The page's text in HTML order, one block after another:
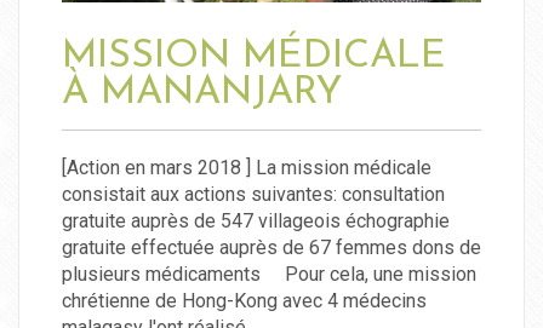
MISSION MÉDICALE
À MANANJARY
[Action en mars 2018 ] La mission médicale
consistait aux actions suivantes: consultation
gratuite auprès de 547 villageois échographie
gratuite effectuée auprès de 67 femmes dons de
plusieurs médicaments Pour cela, une mission
chrétienne de Hong-Kong avec 4 médecins